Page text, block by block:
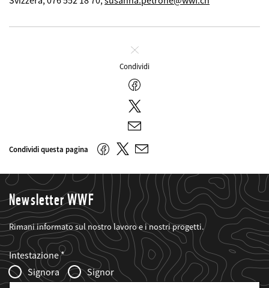
Chiudi
Condividi
Facebook
Twitter
E-
mail
Condividi questa pagina FacebookTwitter
E-
Newsletter WWF
Rimani informato sul nostro lavoro e i nostri progetti.
Web2Case
Infofelder
Fieldset
anrede_name
Intestazione
Signora
Signor